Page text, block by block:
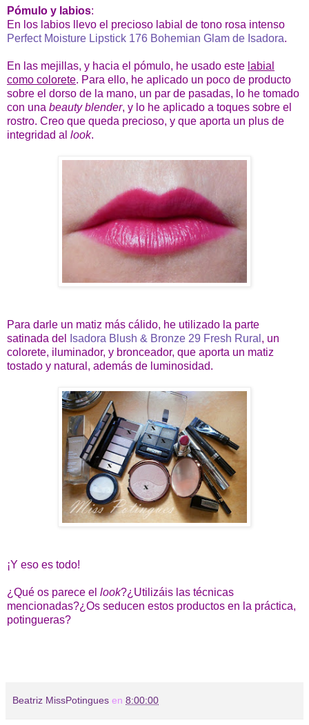
Pómulo y labios:
En los labios llevo el precioso labial de tono rosa intenso
Perfect Moisture Lipstick 176 Bohemian Glam de Isadora.
En las mejillas, y hacia el pómulo, he usado este labial
como colorete. Para ello, he aplicado un poco de producto
sobre el dorso de la mano, un par de pasadas, lo he tomado
con una beauty blender, y lo he aplicado a toques sobre el
rostro. Creo que queda precioso, y que aporta un plus de
integridad al look.
Para darle un matiz más cálido, he utilizado la parte
satinada del
Isadora Blush & Bronze 29 Fresh Rural , un
colorete, iluminador, y bronceador, que aporta un matiz
tostado y natural, además de luminosidad.
¡Y eso es todo!
¿Qué os parece el look?¿Utilizáis las técnicas
mencionadas?¿Os seducen estos productos en la práctica,
potingueras?
Beatriz MissPotingues en 8:00:00